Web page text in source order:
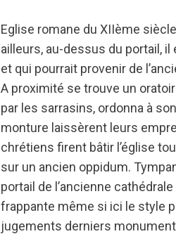
Eglise romane du XIIème
ailleurs, au-dessus du portail,
et qui pourrait provenir de
A proximité se trouve un
par les sarrasins, ordonna à
monture laissèrent leurs
chrétiens firent bâtir l’église
sur un ancien oppidum.
portail de l’ancienne
frappante même si ici le style
jugements derniers